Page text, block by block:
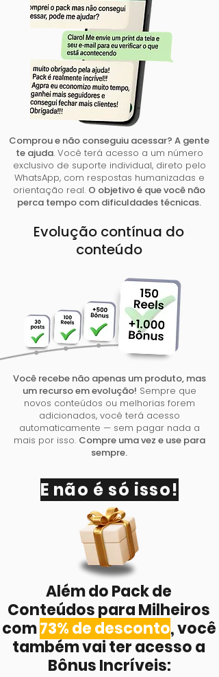
Comprou e não conseguiu acessar? A gente
te ajuda. Você terá acesso a um número
exclusivo de suporte individual, direto pelo
WhatsApp, com respostas humanizadas e
orientação real. O objetivo é que você não
perca tempo com dificuldades técnicas.
Evolução contínua do
conteúdo
Você recebe não apenas um produto, mas
um recurso em evolução! Sempre que
novos conteúdos ou melhorias forem
adicionados, você terá acesso
automaticamente — sem pagar nada a
mais por isso. Compre uma vez e use para
sempre.
E não é só isso!
Além do Pack de
Conteúdos para Milheiros
com73% de desconto, você
também vai ter acesso a
Bônus Incríveis: